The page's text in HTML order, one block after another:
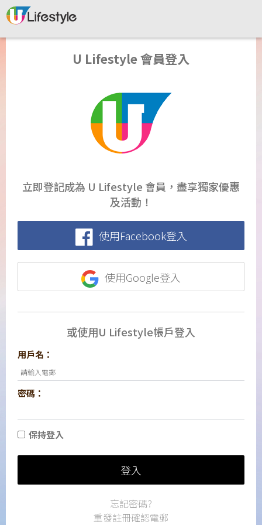
U Lifestyle 會員登入
立即登記成為 U Lifestyle 會員，盡享獨家優惠
及活動！
使用Facebook登入
使用Google登入
或使用U Lifestyle帳戶登入
用戶名：
密碼：
保持登入
登入
忘記密碼?
重發註冊確認電郵